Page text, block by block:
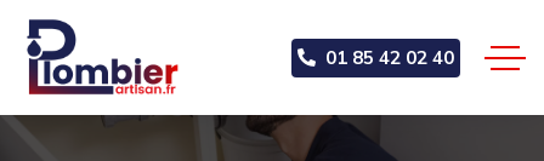
01 85 42 02 40